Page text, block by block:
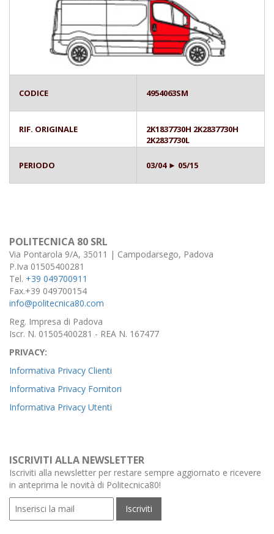
CODICE 4954063SM
RIF. ORIGINALE
2K1837730H 2K2837730H
2K2837730L
PERIODO 03/04 ► 05/15
POLITECNICA 80 SRL
Via Pontarola 9/A, 35011 | Campodarsego, Padova
P.Iva 01505400281
Tel. +39 049700911
Fax.+39 049700154
info@politecnica80.com
Reg. Impresa di Padova
Iscr. N. 01505400281 - REA N. 167477
PRIVACY:
Informativa Privacy Clienti
Informativa Privacy Fornitori
Informativa Privacy Utenti
ISCRIVITI ALLA NEWSLETTER
Iscriviti alla newsletter per restare sempre aggiornato e ricevere
in anteprima le novità di Politecnica80!